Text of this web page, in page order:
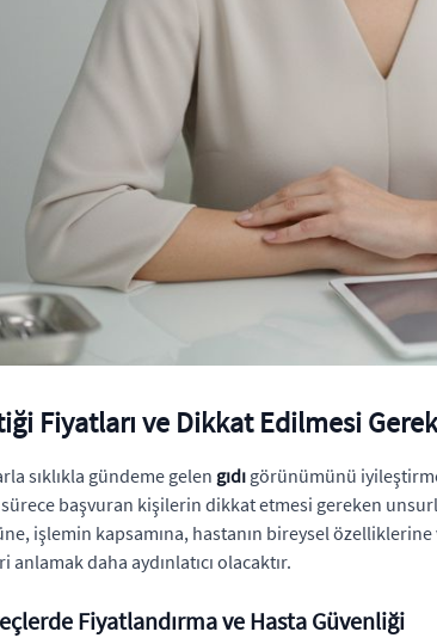
Fiyatları ve Dikkat Edilmesi
sıklıkla gündeme gelen gıdı görünümünü
başvuran kişilerin dikkat etmesi gereken
işlemin kapsamına, hastanın bireysel
daha aydınlatıcı olacaktır.
Fiyatlandırma ve Hasta Güvenliği